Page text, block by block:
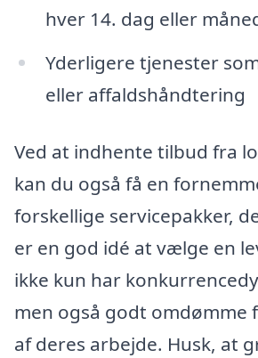
hver 14. dag eller
Yderligere tjenester
eller affaldshåndtering
Ved at indhente tilbud fra
kan du også få en
forskellige servicepakker,
er en god idé at vælge en
ikke kun har
men også godt omdømme
af deres arbejde. Husk, at